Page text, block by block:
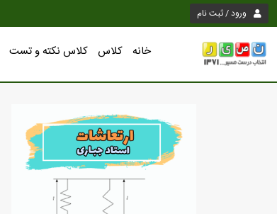
ورود / ثبت نام
خانه کلاس کلاس نکته و تست